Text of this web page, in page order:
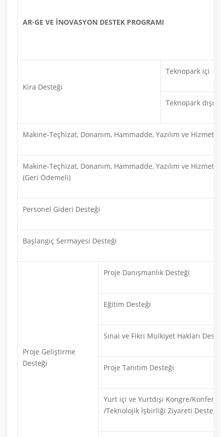
AR-GE VE İNOVASYON DESTEK PROGRAMI
Kira Desteği
Teknopark içi
Teknopark dışı
Makine-Teçhizat, Donanım, Hammadde, Yazılım ve Hizmet
Makine-Teçhizat, Donanım, Hammadde, Yazılım ve Hizmet
(Geri Ödemeli)
Personel Gideri Desteği
Başlangıç Sermayesi Desteği
Proje Geliştirme
Desteği
Proje Danışmanlık Desteği
Eğitim Desteği
Sınai ve Fikri Mülkiyet Hakları
Proje Tanıtım Desteği
Yurt içi ve Yurtdışı Kongre/
/Teknolojik İşbirliği Ziyareti Desteği